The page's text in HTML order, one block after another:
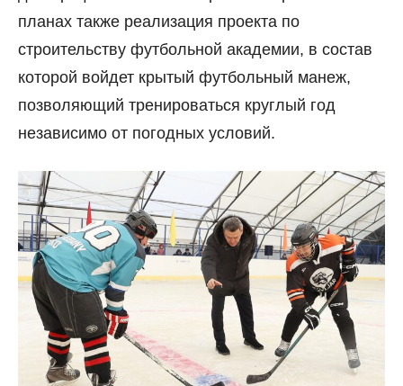
планах также реализация проекта по
строительству футбольной академии, в состав
которой войдет крытый футбольный манеж,
позволяющий тренироваться круглый год
независимо от погодных условий.